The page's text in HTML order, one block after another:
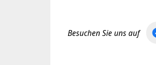
Besuchen Sie uns auf